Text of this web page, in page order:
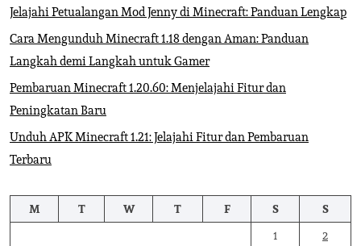
Jelajahi Petualangan Mod Jenny di Minecraft: Panduan Lengkap
Cara Mengunduh Minecraft 1.18 dengan Aman: Panduan
Langkah demi Langkah untuk Gamer
Pembaruan Minecraft 1.20.60: Menjelajahi Fitur dan
Peningkatan Baru
Unduh APK Minecraft 1.21: Jelajahi Fitur dan Pembaruan
Terbaru
M T W T F S
S
1
2